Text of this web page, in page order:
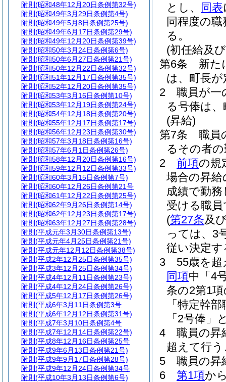
とし、
同表
同程度の
る。
(初任給及
第6条
新た
は、町長
2
職員が一
る号俸は
(昇給)
第7条
職員
るその者
2
前項の規
場合の昇
成績で勤
受ける職
(第27条及
っては、3
従い決定
3
55歳を
同項中「4
条の2第1
「特定幹
「2号俸」
4
職員の昇
超えて行
5
職員の昇
6
第1項か
附則 (昭和48年12月20日条例第32号)
附則 (昭和49年3月29日条例第4号)
附則 (昭和49年5月8日条例第25号)
附則 (昭和49年6月17日条例第29号)
附則 (昭和49年12月20日条例第39号)
附則 (昭和50年3月24日条例第6号)
附則 (昭和50年6月27日条例第21号)
附則 (昭和50年12月22日条例第32号)
附則 (昭和51年12月17日条例第35号)
附則 (昭和52年12月20日条例第35号)
附則 (昭和53年3月16日条例第10号)
附則 (昭和53年12月19日条例第24号)
附則 (昭和54年12月18日条例第20号)
附則 (昭和55年12月17日条例第17号)
附則 (昭和56年12月23日条例第30号)
附則 (昭和57年3月18日条例第16号)
附則 (昭和57年6月1日条例第26号)
附則 (昭和58年12月20日条例第16号)
附則 (昭和59年12月12日条例第33号)
附則 (昭和60年3月15日条例第7号)
附則 (昭和60年12月26日条例第21号
附則 (昭和61年12月22日条例第25号)
附則 (昭和62年9月26日条例第14号)
附則 (昭和62年12月23日条例第17号)
附則 (昭和63年12月27日条例第28号)
附則 (平成元年3月30日条例第13号)
附則 (平成元年4月25日条例第21号)
附則 (平成元年12月12日条例第38号)
附則 (平成2年12月25日条例第35号)
附則 (平成3年12月25日条例第34号)
附則 (平成4年12月11日条例第23号)
附則 (平成4年12月24日条例第26号)
附則 (平成5年12月17日条例第26号)
附則 (平成6年3月11日条例第3号
附則 (平成6年12月12日条例第31号)
附則 (平成7年3月10日条例第4号
附則 (平成7年12月14日条例第22号)
附則 (平成8年12月16日条例第25号
附則 (平成9年6月13日条例第21号)
附則 (平成9年9月17日条例第28号)
附則 (平成9年12月24日条例第34号
附則 (平成10年3月13日条例第6号)